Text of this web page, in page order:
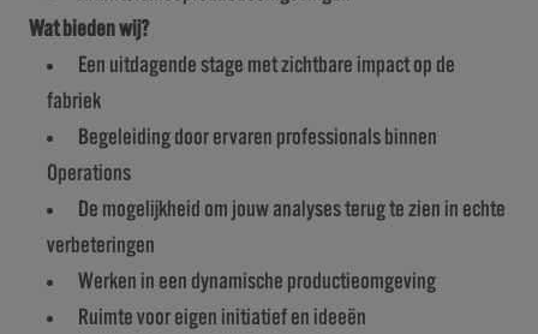
Wat bieden wij?
Een uitdagende stage met zichtbare impact op de
fabriek
Begeleiding door ervaren professionals binnen
Operations
De mogelijkheid om jouw analyses terug te zien in echte
verbeteringen
Werken in een dynamische productieomgeving
Ruimte voor eigen initiatief en ideeën